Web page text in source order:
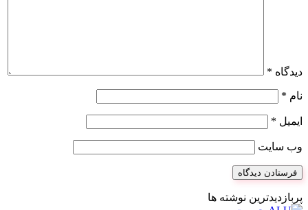
دیدگاه *
نام *
ایمیل *
وب‌ سایت
پربازدیدترین نوشته ها